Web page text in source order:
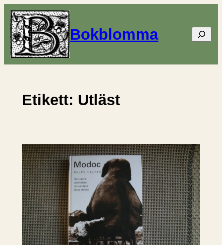
Hoppa
till
innehåll
Bokblomma Sök
Etikett: Utläst